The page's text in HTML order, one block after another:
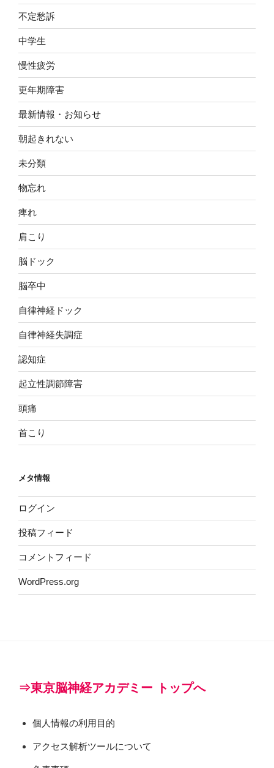
不定愁訴
中学生
慢性疲労
更年期障害
最新情報・お知らせ
朝起きれない
未分類
物忘れ
痺れ
肩こり
脳ドック
脳卒中
自律神経ドック
自律神経失調症
認知症
起立性調節障害
頭痛
首こり
メタ情報
ログイン
投稿フィード
コメントフィード
WordPress.org
⇒東京脳神経アカデミー トップへ
個人情報の利用目的
アクセス解析ツールについて